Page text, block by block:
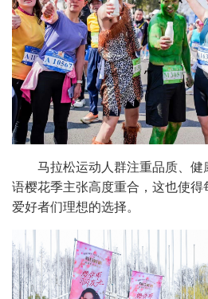
马拉松运动人群注重品质、
语樱花季主张高度重合，这也使
爱好者们理想的选择。